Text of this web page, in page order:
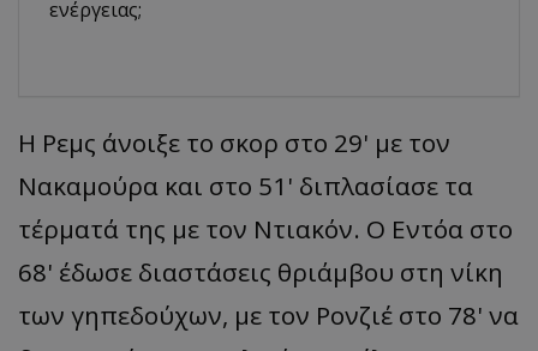
ενέργειας;
Η Ρεμς άνοιξε το σκορ στο 29' με τον
Νακαμούρα και στο 51' διπλασίασε τα
τέρματά της με τον Ντιακόν. Ο Εντόα στο
68' έδωσε διαστάσεις θριάμβου στη νίκη
των γηπεδούχων, με τον Ρονζιέ στο 78' να